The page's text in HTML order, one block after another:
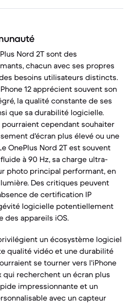
Nord 2T sont des
chacun avec ses propres
besoins utilisateurs distincts.
12 apprécient souvent son
la qualité constante de ses
que sa durabilité logicielle.
cependant souhaiter
d'écran plus élevé ou une
OnePlus Nord 2T est souvent
à 90 Hz, sa charge ultra-
photo principal performant, en
Des critiques peuvent
de certification IP
logicielle potentiellement
des appareils iOS.
un écosystème logiciel
qualité vidéo et une durabilité
se tourner vers l'iPhone
qui recherchent un écran plus
impressionnante et un
avec un capteur